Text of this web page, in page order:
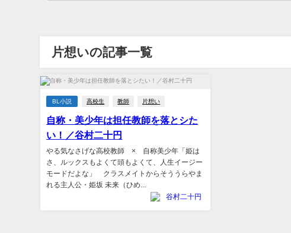
片想いの記事一覧
BL小説 高校生 教師 片想い
自称・美少年は担任教師を落とシた
い！／谷村二十円
やる気なさげな高校教師 × 自称美少年「姫は
さ、ルックスもよくて頭もよくて、人生イージー
モードだよな」 クラスメイトからそううらやま
れる主人公・姫坂 未来（ひめ...
谷村二十円